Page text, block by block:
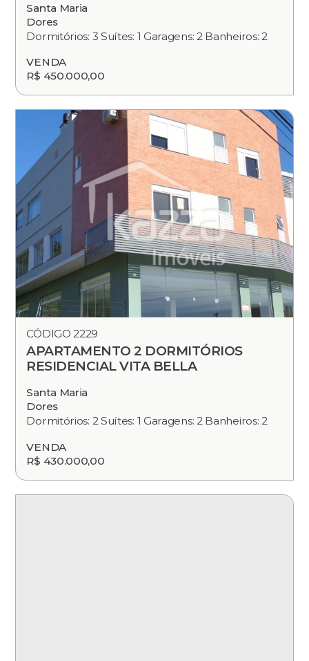
Santa Maria
Dores
Dormitórios: 3 Suítes: 1 Garagens: 2 Banheiros: 2
VENDA
R$ 450.000,00
CÓDIGO 2229
APARTAMENTO 2 DORMITÓRIOS
RESIDENCIAL VITA BELLA
Santa Maria
Dores
Dormitórios: 2 Suítes: 1 Garagens: 2 Banheiros: 2
VENDA
R$ 430.000,00